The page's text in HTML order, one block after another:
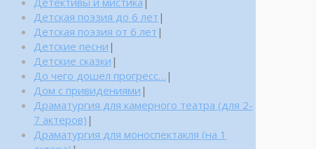
Детская поэзия до 6 лет |
Детская поэзия от 6 лет |
Детские песни |
Детские сказки |
До чего дошел прогресс… |
Дом с привидениями |
Драматургия для камерного театра (для 2-
7 актеров) |
Драматургия для моноспектакля (на 1